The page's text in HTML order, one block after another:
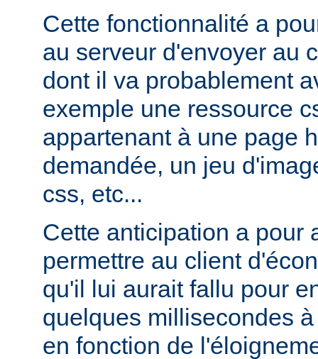
Cette fonctionnalité a
au serveur d'envoyer au
dont il va probablement
exemple une ressource
appartenant à une page
demandée, un jeu
css, etc...
Cette anticipation a pour
permettre au client
qu'il lui aurait fallu pour
quelques millisecondes
en fonction de